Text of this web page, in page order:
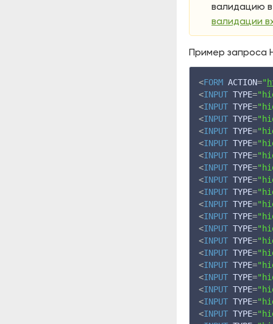
валидацию
валидации
Пример запроса
<FORM ACTION="
<INPUT TYPE=
<INPUT TYPE=
<INPUT TYPE=
<INPUT TYPE=
<INPUT TYPE=
<INPUT TYPE=
<INPUT TYPE=
<INPUT TYPE=
<INPUT TYPE=
<INPUT TYPE=
<INPUT TYPE=
<INPUT TYPE=
<INPUT TYPE=
<INPUT TYPE=
<INPUT TYPE=
<INPUT TYPE=
<INPUT TYPE=
<INPUT TYPE=
<INPUT TYPE=